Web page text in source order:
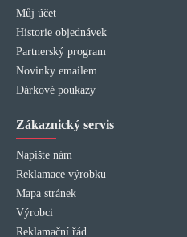
Můj účet
Historie objednávek
Partnerský program
Novinky emailem
Dárkové poukazy
Zákaznický servis
Napište nám
Reklamace výrobku
Mapa stránek
Výrobci
Reklamační řád